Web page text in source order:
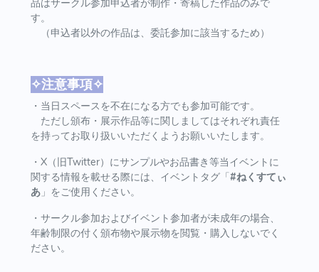
品はサークル参加申込者が制作・寄稿した作品のみで
す。
（申込者以外の作品は、委託参加に該当するため）
✧注意事項✧
・当日スペースを不在になる方でも参加可能です。
ただし頒布・展示作品等に関しましてはそれぞれ責任
を持ってお取り扱いいただくようお願いいたします。
・X（旧Twitter）にサンプルやお品書き等当イベントに
関する情報を載せる際には、イベントタグ「#ねくすてぃ
あ」をご使用ください。
・サークル参加およびイベント参加者が未成年の場合、
年齢制限の付く頒布物や展示物を閲覧・購入しないでく
ださい。